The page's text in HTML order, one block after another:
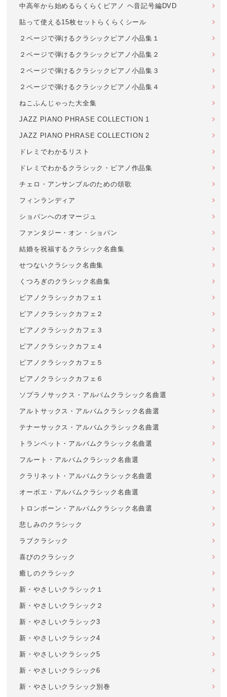
中高年から始めるらくらくピアノ ヘ音記号編DVD
貼って使える15枚セットらくらくシール
２ページで弾けるクラシックピアノ小品集１
２ページで弾けるクラシックピアノ小品集２
２ページで弾けるクラシックピアノ小品集３
２ページで弾けるクラシックピアノ小品集４
ねこふんじゃった大全集
JAZZ PIANO PHRASE COLLECTION 1
JAZZ PIANO PHRASE COLLECTION 2
ドレミでわかるリスト
ドレミでわかるクラシック・ピアノ作品集
チェロ・アンサンブルのための頌歌
フィンランディア
ショパンへのオマージュ
ファンタジー・オン・ショパン
結婚を祝福するクラシック名曲集
せつないクラシック名曲集
くつろぎのクラシック名曲集
ピアノクラシックカフェ１
ピアノクラシックカフェ２
ピアノクラシックカフェ３
ピアノクラシックカフェ４
ピアノクラシックカフェ５
ピアノクラシックカフェ６
ソプラノサックス・アルバムクラシック名曲選
アルトサックス・アルバムクラシック名曲選
テナーサックス・アルバムクラシック名曲選
トランペット・アルバムクラシック名曲選
フルート・アルバムクラシック名曲選
クラリネット・アルバムクラシック名曲選
オーボエ・アルバムクラシック名曲選
トロンボーン・アルバムクラシック名曲選
悲しみのクラシック
ラブクラシック
喜びのクラシック
癒しのクラシック
新・やさしいクラシック１
新・やさしいクラシック２
新・やさしいクラシック3
新・やさしいクラシック4
新・やさしいクラシック5
新・やさしいクラシック6
新・やさしいクラシック別巻